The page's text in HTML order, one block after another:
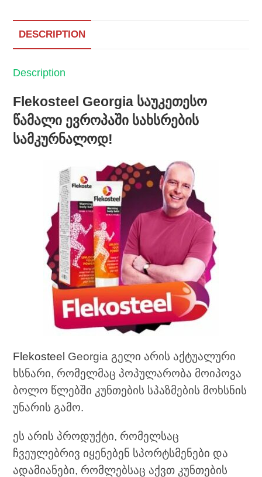
DESCRIPTION
Description
Flekosteel Georgia საუკეთესო
წამალი ევროპაში სახსრების
სამკურნალოდ!
Flekosteel Georgia გელი არის აქტუალური
ხსნარი, რომელმაც პოპულარობა მოიპოვა
ბოლო წლებში კუნთების სპაზმების მოხსნის
უნარის გამო.
ეს არის პროდუქტი, რომელსაც
ჩვეულებრივ იყენებენ სპორტსმენები და
ადამიანები, რომლებსაც აქვთ კუნთების